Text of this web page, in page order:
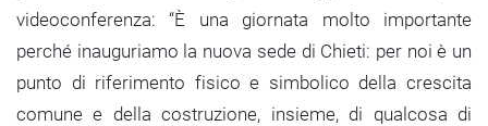
videoconferenza: “È una giornata molto importante
perché inauguriamo la nuova sede di Chieti: per noi è un
punto di riferimento fisico e simbolico della crescita
comune e della costruzione, insieme, di qualcosa di